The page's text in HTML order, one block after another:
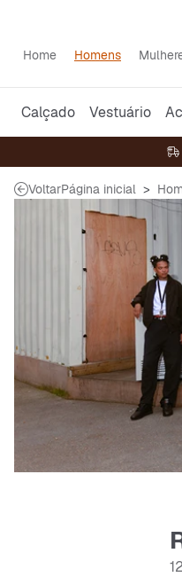
Home Homens
Calçado Vestuário
VoltarPágina inicial